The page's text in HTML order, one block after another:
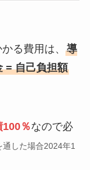
る費用は、 導
= 自己負担額
％なので必
した場合2024年1